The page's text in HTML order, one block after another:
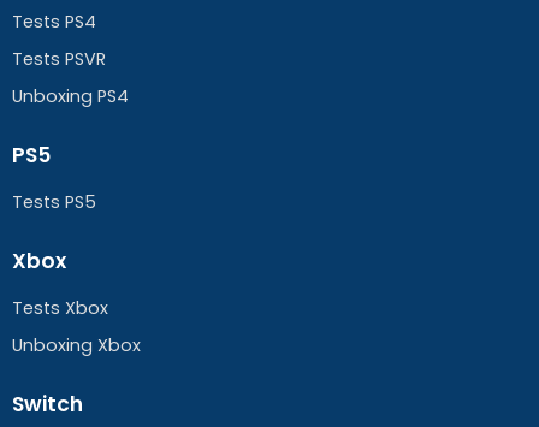
Tests PS4
Tests PSVR
Unboxing PS4
PS5
Tests PS5
Xbox
Tests Xbox
Unboxing Xbox
Switch